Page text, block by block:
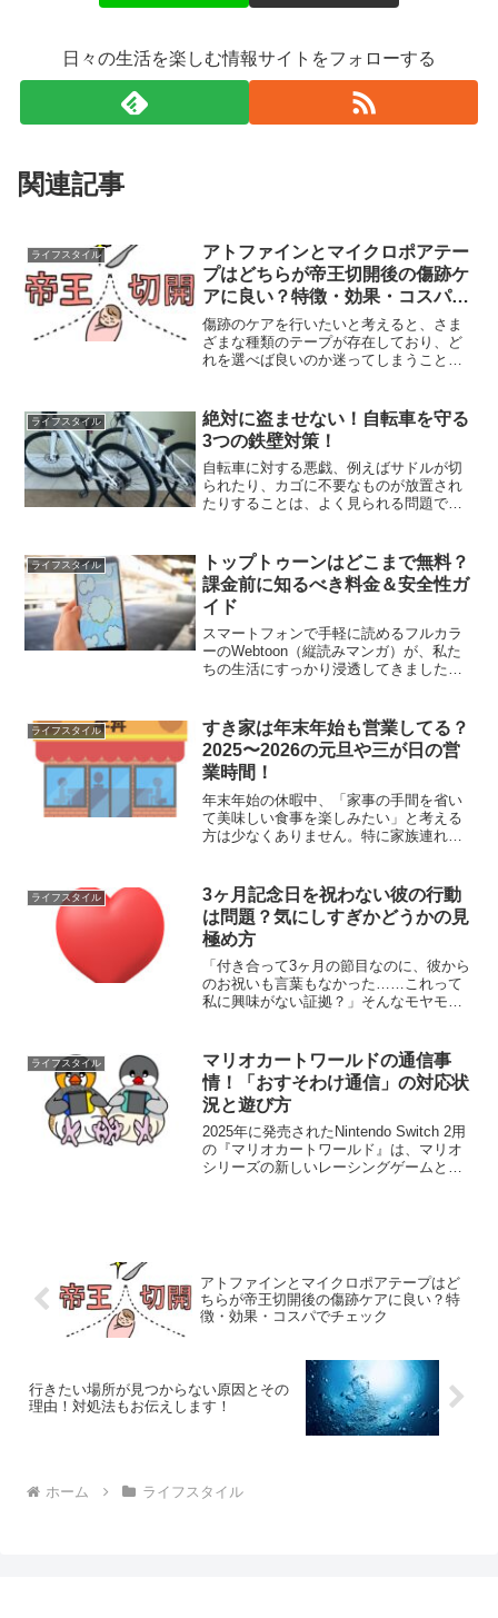
日々の生活を楽しむ情報サイトをフォローする
関連記事
ライフスタイル
アトファインとマイクロポアテー
プはどちらが帝王切開後の傷跡ケ
アに良い？特徴・効果・コスパで
チェック
傷跡のケアを行いたいと考えると、さま
ざまな種類のテープが存在しており、ど
れを選べば良いのか迷ってしまうことは
広く使用されており、傷跡のケアにおい
て非常に人気があります。...
ライフスタイル
絶対に盗ませない！自転車を守る
3つの鉄壁対策！
自転車に対する悪戯、例えばサドルが切
られたり、カゴに不要なものが放置され
たりすることは、よく見られる問題で
事では、特別な技術や高価な道具を必要
とせずに、自転車へのいたず...
ライフスタイル
トップトゥーンはどこまで無料？
課金前に知るべき料金＆安全性ガ
イド
スマートフォンで手軽に読めるフルカラ
ーのWebtoon（縦読みマンガ）が、私た
ちの生活にすっかり浸透してきました。
配事ではないでしょうか。韓国発の縦読
みマンガ「どこまで...
ライフスタイル
すき家は年末年始も営業してる？
2025〜2026の元旦や三が日の営
業時間！
年末年始の休暇中、「家事の手間を省い
て美味しい食事を楽しみたい」と考える
方は少なくありません。特に家族連れや
すよね。お正月の外食計画やテイクアウ
トの予定を立てる際、事前...
ライフスタイル
3ヶ月記念日を祝わない彼の行動
は問題？気にしすぎかどうかの見
極め方
「付き合って3ヶ月の節目なのに、彼から
のお祝いも言葉もなかった……これって
私に興味がない証拠？」そんなモヤモヤ
えます。交際がスタートして一定の月日
が流れ、お互いの存在が...
ライフスタイル
マリオカートワールドの通信事
情！「おすそわけ通信」の対応状
況と遊び方
2025年に発売されたNintendo Switch 2用
の『マリオカートワールド』は、マリオ
シリーズの新しいレーシングゲームとし
アトファインとマイクロポアテープはど
ちらが帝王切開後の傷跡ケアに良い？特
徴・効果・コスパでチェック
行きたい場所が見つからない原因とその
理由！対処法もお伝えします！
ホーム ライフスタイル